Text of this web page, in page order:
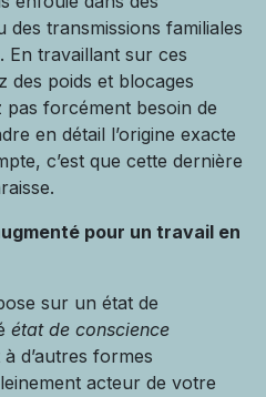
transmissions familiales
En travaillant sur ces
des poids et blocages
pas forcément besoin de
en détail l’origine exacte
c’est que cette dernière
pour un travail en
sur un état de
état de conscience
d’autres formes
acteur de votre